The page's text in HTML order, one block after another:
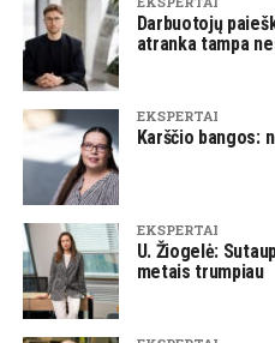
Darbuotojų
atranka tampa
EKSPERTAI
Karščio bangos:
EKSPERTAI
U. Žiogelė:
metais trumpiau